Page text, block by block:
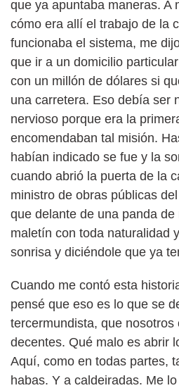
que ya apuntaba maneras. A
cómo era allí el trabajo de la
funcionaba el sistema, me
que ir a un domicilio
con un millón de dólares si
una carretera. Eso debía ser
nervioso porque era la
encomendaban tal misión.
habían indicado se fue y la
cuando abrió la puerta de la
ministro de obras públicas
que delante de una panda
maletín con toda naturalidad
sonrisa y diciéndole que ya
Cuando me contó esta
pensé que eso es lo que se
tercermundista, que
decentes. Qué malo es abrir
Aquí, como en todas partes,
habas. Y a caldeiradas. Me